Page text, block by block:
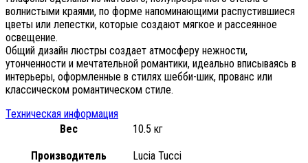
волнистыми краями, по форме напоминающими распустившиеся
цветы или лепестки, которые создают мягкое и рассеянное
освещение.
Общий дизайн люстры создает атмосферу нежности,
утонченности и мечтательной романтики, идеально вписываясь в
интерьеры, оформленные в стилях шебби-шик, прованс или
классическом романтическом стиле.
Техническая информация
Вес
10.5 кг
Производитель Lucia Tucci